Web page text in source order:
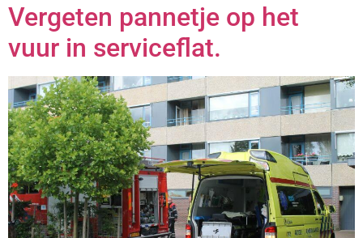
Vergeten pannetje op het
vuur in serviceflat.